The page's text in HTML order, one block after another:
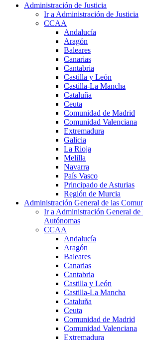
Administración de Justicia
Ir a Administración de Justicia
CCAA
Andalucía
Aragón
Baleares
Canarias
Cantabria
Castilla y León
Castilla-La Mancha
Cataluña
Ceuta
Comunidad de Madrid
Comunidad Valenciana
Extremadura
Galicia
La Rioja
Melilla
Navarra
País Vasco
Principado de Asturias
Región de Murcia
Administración General de las
Ir a Administración General de
Autónomas
CCAA
Andalucía
Aragón
Baleares
Canarias
Cantabria
Castilla y León
Castilla-La Mancha
Cataluña
Ceuta
Comunidad de Madrid
Comunidad Valenciana
Extremadura